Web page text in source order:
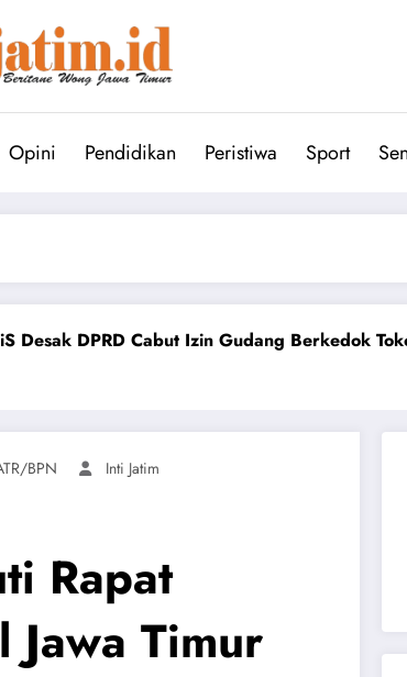
Opini Pendidikan Peristiwa Sport
Izin Gudang Berkedok Toko PW Ansor
BPN
Inti Jatim
Rapat
Jawa Timur